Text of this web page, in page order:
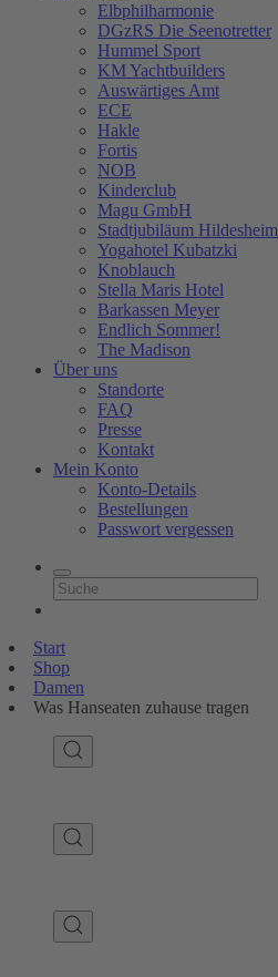
Elbphilharmonie
DGzRS Die Seenotretter
Hummel Sport
KM Yachtbuilders
Auswärtiges Amt
ECE
Hakle
Fortis
NOB
Kinderclub
Magu GmbH
Stadtjubiläum Hildesheim
Yogahotel Kubatzki
Knoblauch
Stella Maris Hotel
Barkassen Meyer
Endlich Sommer!
The Madison
Über uns
Standorte
FAQ
Presse
Kontakt
Mein Konto
Konto-Details
Bestellungen
Passwort vergessen
Start
Shop
Damen
Was Hanseaten zuhause tragen